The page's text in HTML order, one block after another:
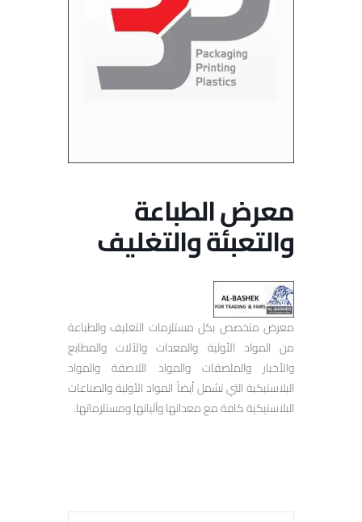
معرض الطباعة
والتعبئة والتغليف
معرض متخصص بكل مستلزمات التغليف والطباعة
من المواد الأولية والمعدات والآلات والمطابع
والأحبار والملصقات والمواد اللاصقة والمواد
البلاستيكية التي تشمل أيضاً المواد الأولية والصناعات
البلاستيكية كافة مع معداتها وآلياتها ومستلزماتها.